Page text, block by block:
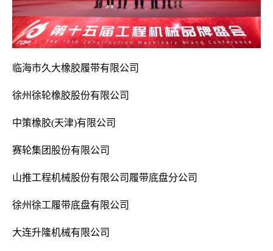
临海市久大橡胶履带有限公司
徐州徐轮橡胶股份有限公司
中策橡胶(天津)有限公司
赛轮集团股份有限公司
山推工程机械股份有限公司履带底盘分公司
徐州徐工履带底盘有限公司
大连升隆机械有限公司